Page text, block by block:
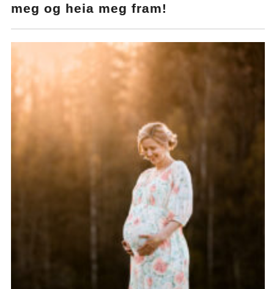
meg og heia meg fram!